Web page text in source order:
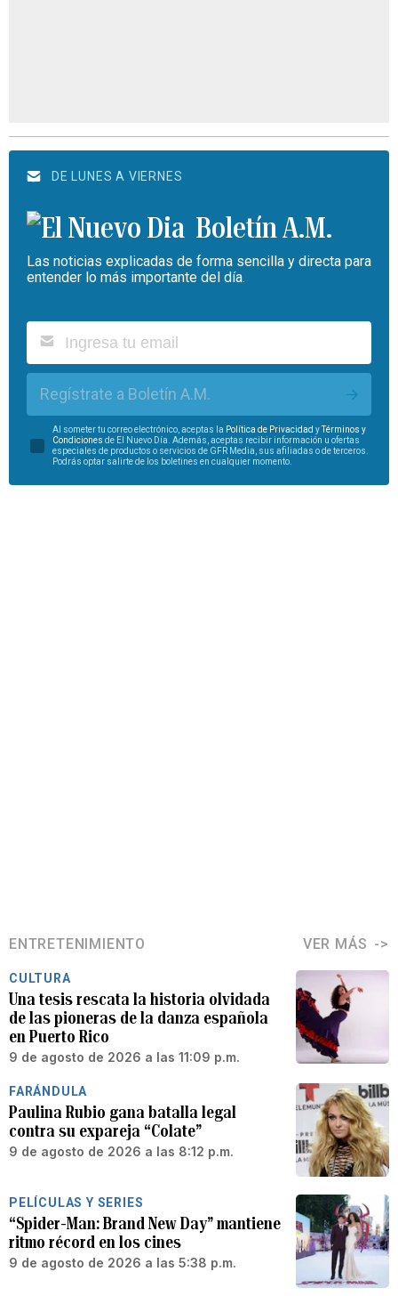
DE LUNES A VIERNES
Boletín A.M.
Las noticias explicadas de forma sencilla y directa para
entender lo más importante del día.
Regístrate a Boletín A.M.
Al someter tu correo electrónico, aceptas la Política de Privacidad yTérminos y
Condiciones de El Nuevo Día. Además, aceptas recibir información u ofertas
especiales de productos o servicios de GFR Media, sus afiliadas o de terceros.
Podrás optar salirte de los boletines en cualquier momento.
ENTRETENIMIENTO VER MÁS
CULTURA
Una tesis rescata la historia olvidada
de las pioneras de la danza española
en Puerto Rico
9 de agosto de 2026 a las 11:09 p.m.
FARÁNDULA
Paulina Rubio gana batalla legal
contra su expareja “Colate”
9 de agosto de 2026 a las 8:12 p.m.
PELÍCULAS Y SERIES
“Spider-Man: Brand New Day” mantiene
ritmo récord en los cines
9 de agosto de 2026 a las 5:38 p.m.